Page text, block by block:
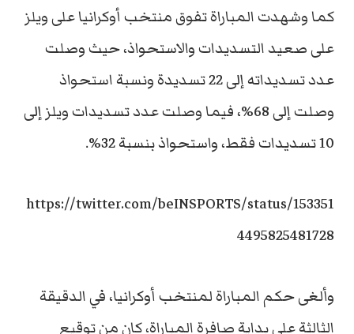
كما وشهدت المباراة تفوق منتخب أوكرانيا على ويلز
على صعيد التسديدات والاستحواذ، حيث وصلت
عدد تسديداته إلى 22 تسديدة ونسبة استحواذ
وصلت إلى 68%، فيما وصلت عدد تسديدات ويلز إلى
10 تسديدات فقط، واستحواذ بنسبة 32%.
https://twitter.com/beINSPORTS/status/153351
4495825481728
وألغى حكم المباراة لمنتخب أوكرانيا، في الدقيقة
الثالثة على بداية صافرة المباراة، كان من توقيع